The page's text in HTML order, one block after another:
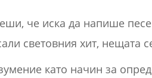
че иска да напише
световния хит, нещата
като начин за